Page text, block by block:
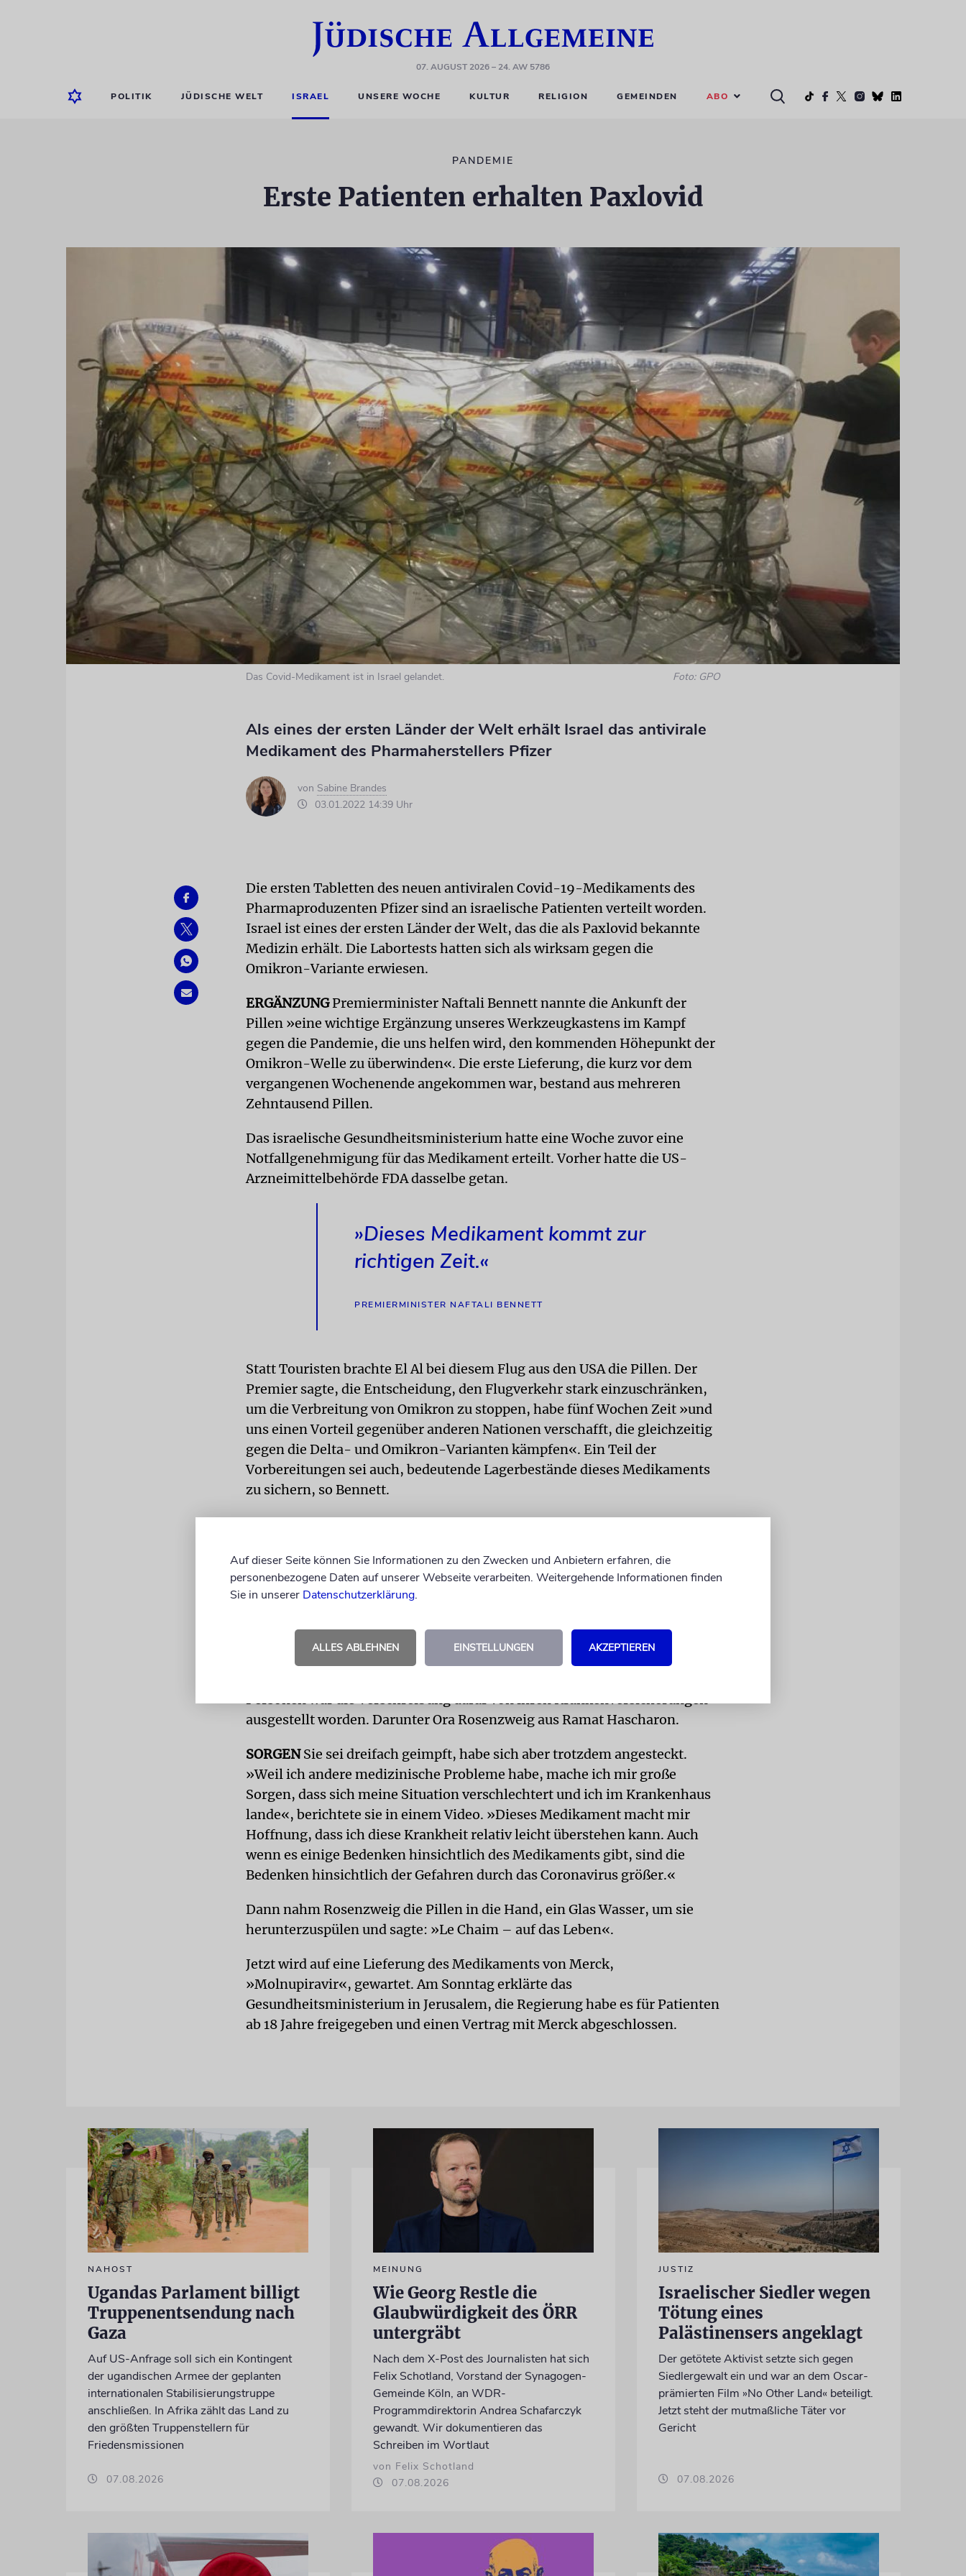
07. AUGUST 2026– 24. AW 5786
POLITIK JÜDISCHE WELT ISRAEL UNSERE WOCHE KULTUR RELIGION GEMEINDEN ABO
PANDEMIE
Erste Patienten erhalten Paxlovid
Das Covid-Medikament ist in Israel gelandet. Foto: GPO
Als eines der ersten Länder der Welt erhält Israel das antivirale
Medikament des Pharmaherstellers Pfizer
von Sabine Brandes
03.01.2022 14:39 Uhr
Die ersten Tabletten des neuen antiviralen Covid-19-Medikaments des
Pharmaproduzenten Pfizer sind an israelische Patienten verteilt worden.
Israel ist eines der ersten Länder der Welt, das die als Paxlovid bekannte
Medizin erhält. Die Labortests hatten sich als wirksam gegen die
Omikron-Variante erwiesen.
ERGÄNZUNGPremierminister Naftali Bennett nannte die Ankunft der
Pillen »eine wichtige Ergänzung unseres Werkzeugkastens im Kampf
gegen die Pandemie, die uns helfen wird, den kommenden Höhepunkt der
Omikron-Welle zu überwinden«. Die erste Lieferung, die kurz vor dem
vergangenen Wochenende angekommen war, bestand aus mehreren
Zehntausend Pillen.
Das israelische Gesundheitsministerium hatte eine Woche zuvor eine
Notfallgenehmigung für das Medikament erteilt. Vorher hatte die US-
Arzneimittelbehörde FDA dasselbe getan.
»Dieses Medikament kommt zur
richtigen Zeit.«
PREMIERMINISTER NAFTALI BENNETT
Statt Touristen brachte El Al bei diesem Flug aus den USA die Pillen. Der
Premier sagte, die Entscheidung, den Flugverkehr stark einzuschränken,
um die Verbreitung von Omikron zu stoppen, habe fünf Wochen Zeit »und
uns einen Vorteil gegenüber anderen Nationen verschafft, die gleichzeitig
gegen die Delta- und Omikron-Varianten kämpfen«. Ein Teil der
Vorbereitungen sei auch, bedeutende Lagerbestände dieses Medikaments
zu sichern, so Bennett.
»Ich möchte Ihnen und allen, die sich an den Bemühungen beteiligt haben,
das Medikament pünktlich hierher zu bringen, danken. Dieses
Medikament kommt zur richtigen Zeit, einen Moment vor dem Gipfel der
Am Sonntag hatte Israel begonnen, die Tabletten an Risiko-Patienten zu
Personen war die Verschreibung dafür von ihren Krankenversicherungen
ausgestellt worden. Darunter Ora Rosenzweig aus Ramat Hascharon.
SORGENSie sei dreifach geimpft, habe sich aber trotzdem angesteckt.
»Weil ich andere medizinische Probleme habe, mache ich mir große
Sorgen, dass sich meine Situation verschlechtert und ich im Krankenhaus
lande«, berichtete sie in einem Video. »Dieses Medikament macht mir
Hoffnung, dass ich diese Krankheit relativ leicht überstehen kann. Auch
wenn es einige Bedenken hinsichtlich des Medikaments gibt, sind die
Bedenken hinsichtlich der Gefahren durch das Coronavirus größer.«
Dann nahm Rosenzweig die Pillen in die Hand, ein Glas Wasser, um sie
herunterzuspülen und sagte: »Le Chaim – auf das Leben«.
Jetzt wird auf eine Lieferung des Medikaments von Merck,
»Molnupiravir«, gewartet. Am Sonntag erklärte das
Gesundheitsministerium in Jerusalem, die Regierung habe es für Patienten
ab 18 Jahre freigegeben und einen Vertrag mit Merck abgeschlossen.
NAHOST
Ugandas Parlament billigt
Truppenentsendung nach
Gaza
Auf US-Anfrage soll sich ein Kontingent
der ugandischen Armee der geplanten
internationalen Stabilisierungstruppe
anschließen. In Afrika zählt das Land zu
den größten Truppenstellern für
Friedensmissionen
07.08.2026
MEINUNG
Wie Georg Restle die
Glaubwürdigkeit des ÖRR
untergräbt
Nach dem X-Post des Journalisten hat sich
Felix Schotland, Vorstand der Synagogen-
Gemeinde Köln, an WDR-
Programmdirektorin Andrea Schafarczyk
gewandt. Wir dokumentieren das
Schreiben im Wortlaut
von Felix Schotland
07.08.2026
JUSTIZ
Israelischer Siedler wegen
Tötung eines
Palästinensers angeklagt
Der getötete Aktivist setzte sich gegen
Siedlergewalt ein und war an dem Oscar-
prämierten Film »No Other Land« beteiligt.
Jetzt steht der mutmaßliche Täter vor
Gericht
07.08.2026
Auf dieser Seite können Sie Informationen zu den Zwecken und Anbietern erfahren, die
personenbezogene Daten auf unserer Webseite verarbeiten. Weitergehende Informationen finden
Sie in unserer Datenschutzerklärung.
ALLES ABLEHNEN EINSTELLUNGEN AKZEPTIEREN